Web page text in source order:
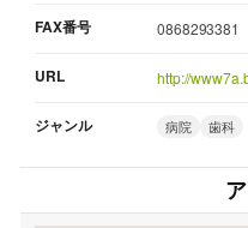
FAX番号 0868293381
URL http://
ジャンル 病院 歯科